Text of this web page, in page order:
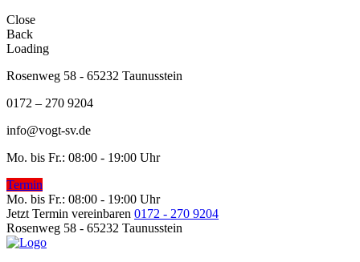
Close
Back
Loading
Rosenweg 58 - 65232 Taunusstein
0172 – 270 9204
info@vogt-sv.de
Mo. bis Fr.: 08:00 - 19:00 Uhr
Termin
Mo. bis Fr.: 08:00 - 19:00 Uhr
Jetzt Termin vereinbaren 0172 - 270 9204
Rosenweg 58 - 65232 Taunusstein